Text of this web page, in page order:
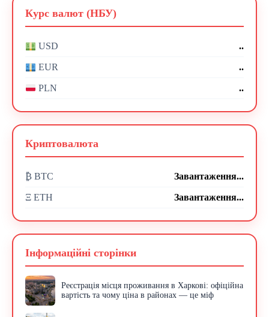
Курс валют (НБУ)
USD ..
EUR ..
PLN ..
Криптовалюта
₿ BTC Завантаження...
Ξ ETH Завантаження...
Інформаційні сторінки
Реєстрація місця проживання в Харкові: офіційна
вартість та чому ціна в районах — це міф